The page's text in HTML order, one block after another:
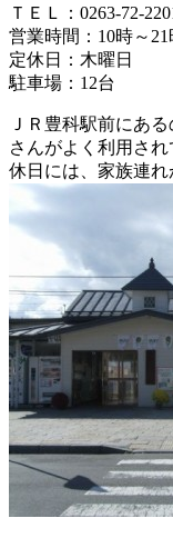
ＴＥＬ：0263-72-
営業時間：10時～21
定休日：木曜日
駐車場：12台
ＪＲ豊科駅前にあ
さんがよく利用され
休日には、家族連れ